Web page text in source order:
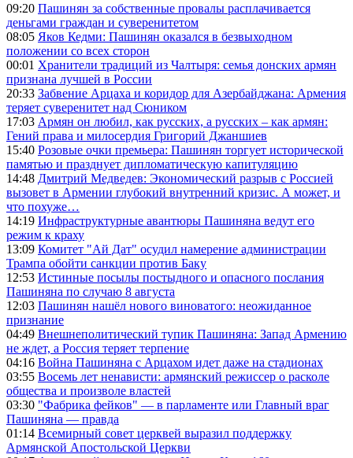
09:20 Пашинян за собственные провалы расплачивается
деньгами граждан и суверенитетом
08:05 Яков Кедми: Пашинян оказался в безвыходном
положении со всех сторон
00:01 Хранители традиций из Чалтыря: семья донских армян
признана лучшей в России
20:33 Забвение Арцаха и коридор для Азербайджана: Армения
теряет суверенитет над Сюником
17:03 Армян он любил, как русских, а русских – как армян:
Гений права и милосердия Григорий Джаншиев
15:40 Розовые очки премьера: Пашинян торгует исторической
памятью и празднует дипломатическую капитуляцию
14:48 Дмитрий Медведев: Экономический разрыв с Россией
вызовет в Армении глубокий внутренний кризис. А может, и
что похуже…
14:19 Инфраструктурные авантюры Пашиняна ведут его
режим к краху
13:09 Комитет "Ай Дат" осудил намерение администрации
Трампа обойти санкции против Баку
12:53 Истинные посылы постыдного и опасного послания
Пашиняна по случаю 8 августа
12:03 Пашинян нашёл нового виноватого: неожиданное
признание
04:49 Внешнеполитический тупик Пашиняна: Запад Армению
не ждет, а Россия теряет терпение
04:16 Война Пашиняна с Арцахом идет даже на стадионах
03:55 Восемь лет ненависти: армянский режиссер о расколе
общества и произволе властей
03:30 "Фабрика фейков" — в парламенте или Главный враг
Пашиняна — правда
01:14 Всемирный совет церквей выразил поддержку
Армянской Апостольской Церкви